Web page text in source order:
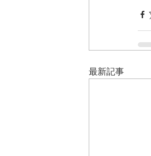
最新記事